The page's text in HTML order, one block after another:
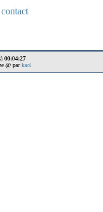
contact
00:04:27
@ parkaol